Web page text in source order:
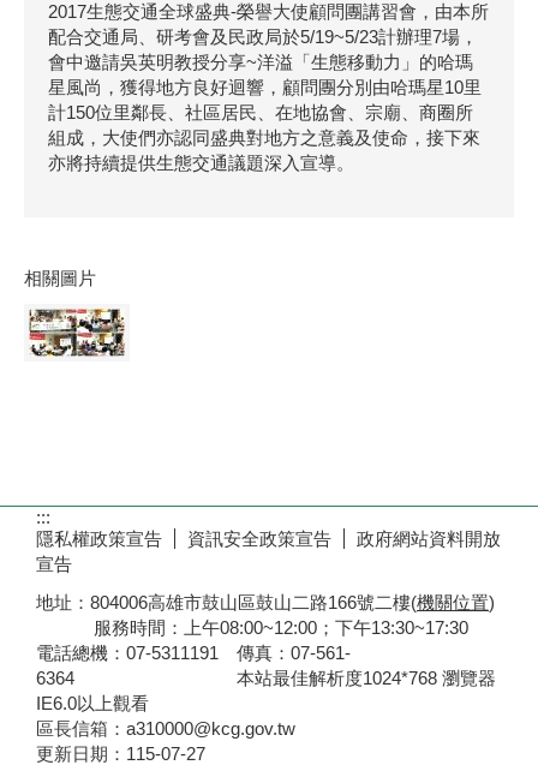
2017生態交通全球盛典-榮譽大使顧問團講習會，由本所
配合交通局、研考會及民政局於5/19~5/23計辦理7場，
會中邀請吳英明教授分享~洋溢「生態移動力」的哈瑪
星風尚，獲得地方良好迴響，顧問團分別由哈瑪星10里
計150位里鄰長、社區居民、在地協會、宗廟、商圈所
組成，大使們亦認同盛典對地方之意義及使命，接下來
亦將持續提供生態交通議題深入宣導。
相關圖片
:::
隱私權政策宣告
資訊安全政策宣告
政府網站資料開放
宣告
地址：804006高雄市鼓山區鼓山二路166號二樓(機關位置)
服務時間：上午08:00~12:00；下午13:30~17:30
電話總機：07-5311191 傳真：07-561-
6364 本站最佳解析度1024*768 瀏覽器
IE6.0以上觀看
區長信箱：a310000@kcg.gov.tw
更新日期： 115-07-27